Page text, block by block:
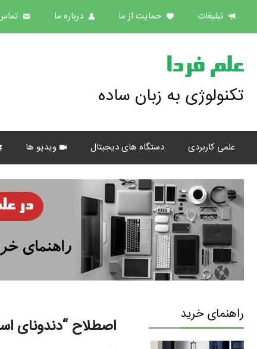
تبلیغات حمایت از ما درباره ما
علم فردا
تکنولوژی به زبان ساده
علمی کاربردی دستگاه های دیجیتال ویدیو ها
راهنمای خرید
اصطلاح “دندونای